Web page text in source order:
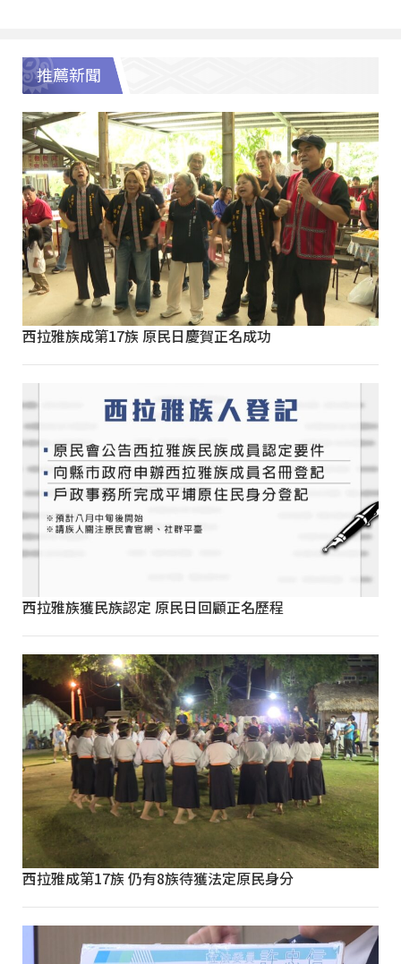
推薦新聞
西拉雅族成第17族 原民日慶賀正名成功
西拉雅族獲民族認定 原民日回顧正名歷程
西拉雅成第17族 仍有8族待獲法定原民身分